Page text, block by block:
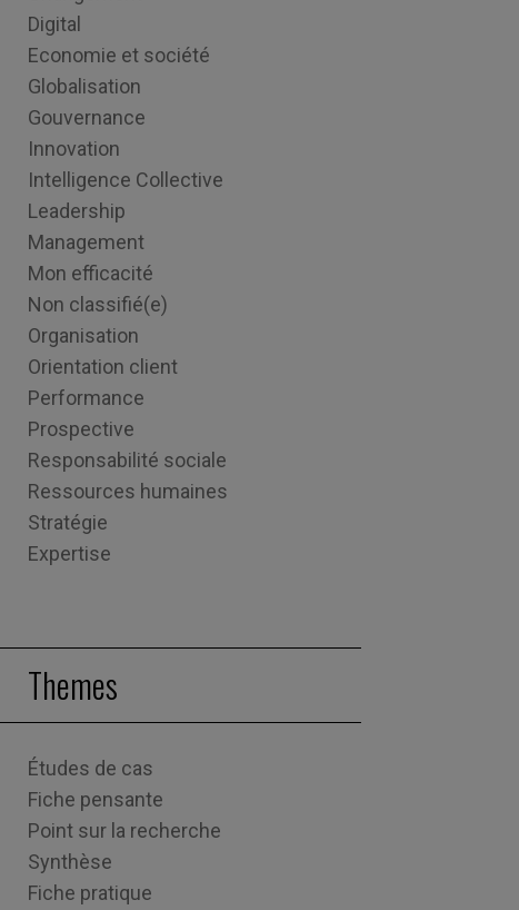
Digital
Economie et société
Globalisation
Gouvernance
Innovation
Intelligence Collective
Leadership
Management
Mon efficacité
Non classifié(e)
Organisation
Orientation client
Performance
Prospective
Responsabilité sociale
Ressources humaines
Stratégie
Expertise
Themes
Études de cas
Fiche pensante
Point sur la recherche
Synthèse
Fiche pratique